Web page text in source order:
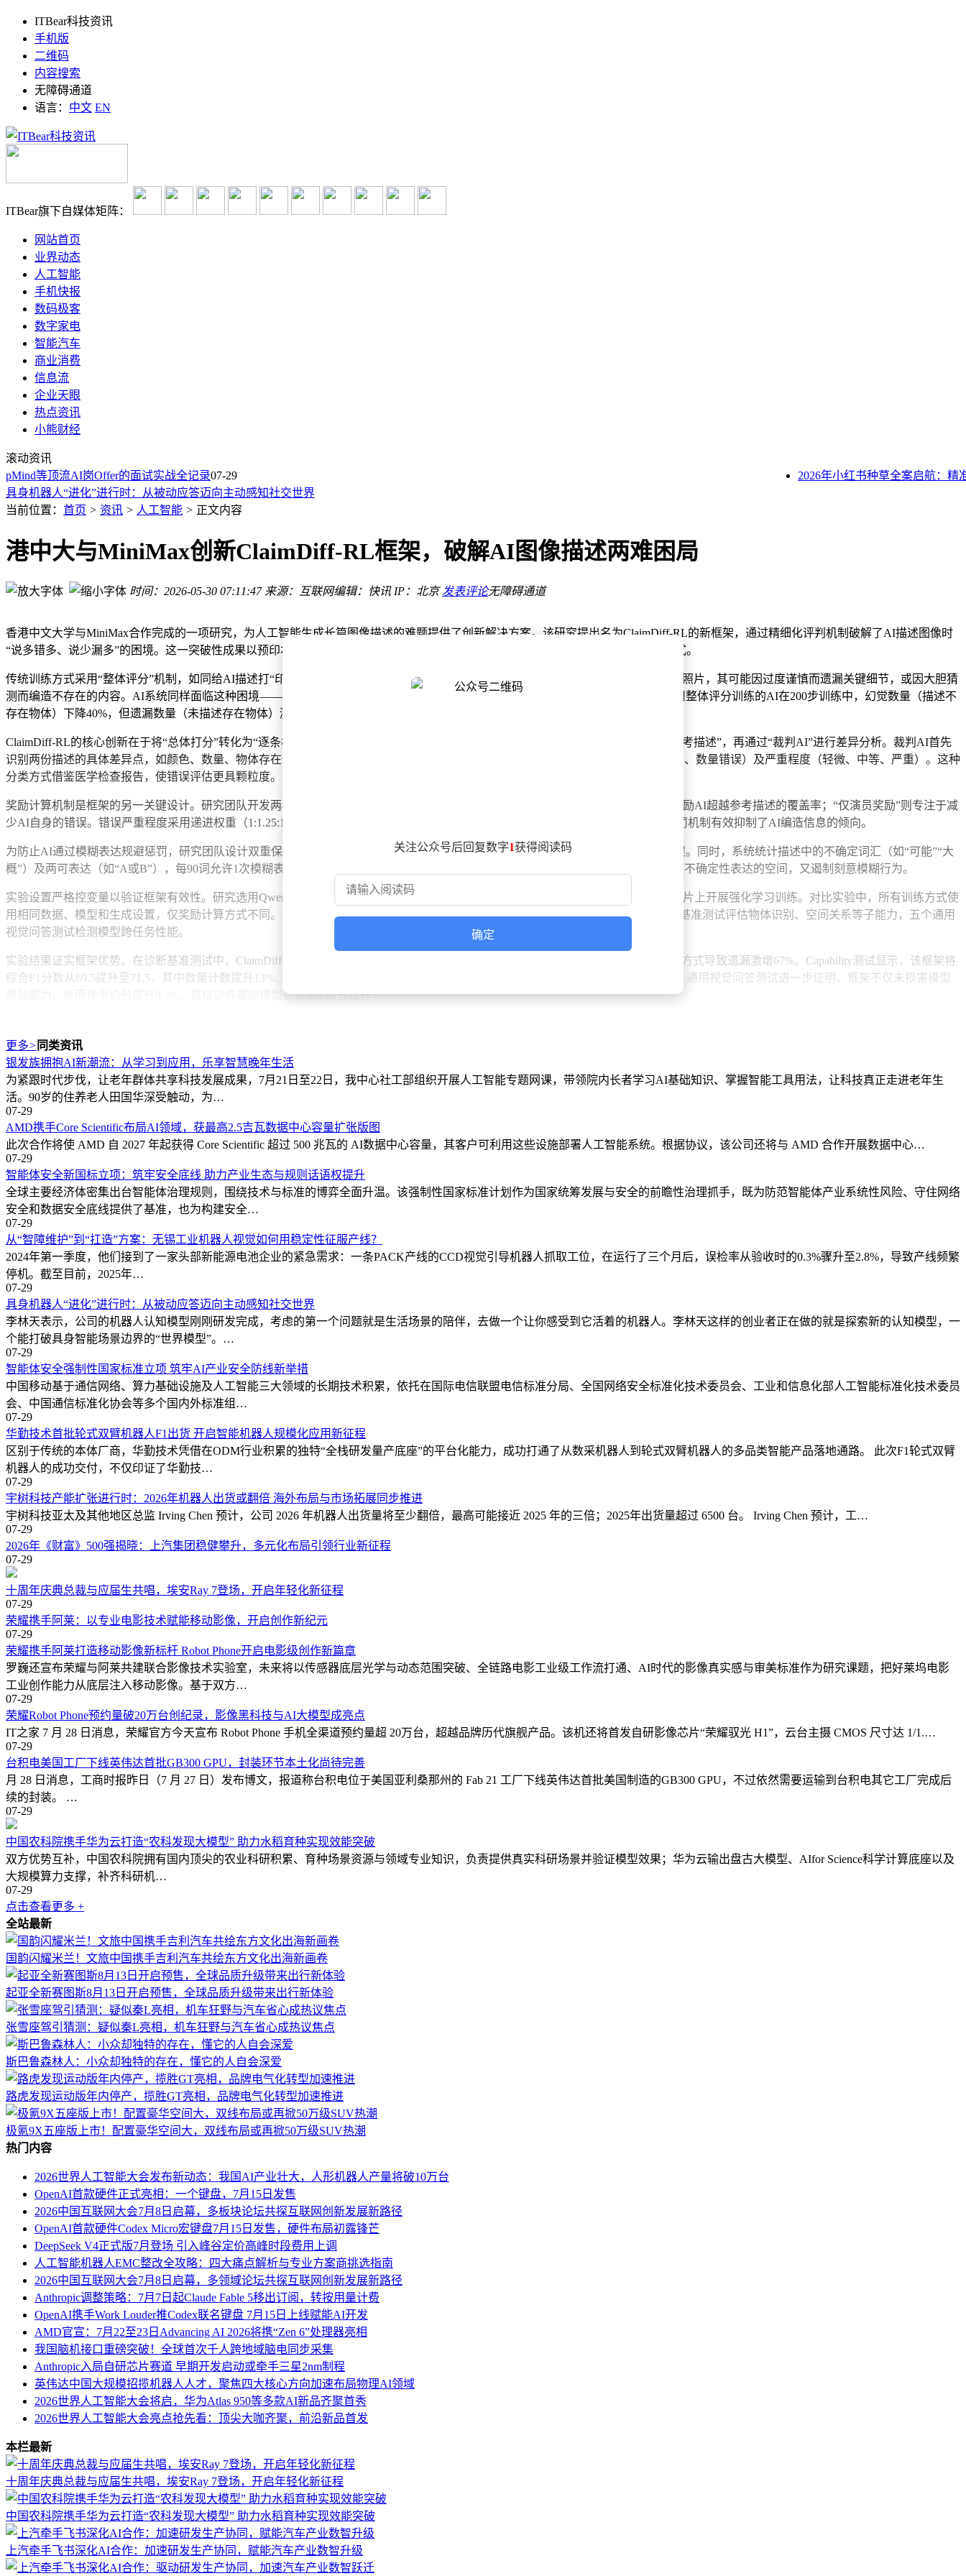
ITBear科技资讯
手机版
二维码
内容搜索
无障碍通道
语言： 中文 EN
ITBear旗下自媒体矩阵：
网站首页
业界动态
人工智能
手机快报
数码极客
数字家电
智能汽车
商业消费
信息流
企业天眼
热点资讯
小熊财经
滚动资讯
等顶流AI岗Offer的面试实战全记录07-29 2026年小红书种草全案启航：精准
荣耀携手阿莱打造移动影像新标杆 Robot Phone开启电影级创作新篇章
从“智障维护”到“扛造”方案：无锡工业机器人视觉如何用稳定性征服产线？
具身机器人“进化”进行时：从被动应答迈向主动感知社交世界
智能体安全强制性国家标准立项 筑牢AI产业安全防线新举措
华勤技术首批轮式双臂机器人F1出货 开启智能机器人规模化应用新征程
2026年《财富》500强揭晓：上汽集团稳健攀升，多元化布局引领行业新征程
十周年庆典总裁与应届生共唱，埃安Ray 7登场，开启年轻化新征程
荣耀携手阿莱：以专业电影技术赋能移动影像，开启创作新纪元
荣耀携手阿莱打造移动影像新标杆 Robot Phone开启电影级创作新篇章
当前位置： 首页 > 资讯 > 人工智能 > 正文内容
港中大与MiniMax创新ClaimDiff-RL框架，破解AI图像描述两难困局
时间：2026-05-30 07:11:47 来源：互联网编辑：快讯 IP：北京 发表评论无障碍通道
香港中文大学与MiniMax合作完成的一项研究，为人工智能生成长篇图像描述的难题提供了创新解决方案。该研究提出名为ClaimDiff-RL的新框架，通过精细化评判机制破解了AI描述图像时
“说多错多、说少漏多”的困境。这一突破性成果以预印本形式发布，论文编号为arXiv:2605.20278，为AI视觉语言领域带来新的研究范式。
传统训练方式采用“整体评分”机制，如同给AI描述打“印象分”，无法区分错误类型。研究团队通过日常场景类比指出：若要求助理描述照片，其可能因过度谨慎而遗漏关键细节，或因大胆猜
测而编造不存在的内容。AI系统同样面临这种困境——为避免错误，AI倾向于生成简短描述，导致重要信息缺失。实验数据显示，采用整体评分训练的AI在200步训练中，幻觉数量（描述不
存在物体）下降40%，但遗漏数量（未描述存在物体）激增67%，形成明显剪刀差。
ClaimDiff-RL的核心创新在于将“总体打分”转化为“逐条核查”。该框架引入三方核查机制：由被训练AI生成“演员描述”，强大AI生成“参考描述”，再通过“裁判AI”进行差异分析。裁判AI首先
识别两份描述的具体差异点，如颜色、数量、物体存在性等，然后对照原始图片验证每条差异的对错，最终标注错误类型（如颜色幻觉、数量错误）及严重程度（轻微、中等、严重）。这种
分类方式借鉴医学检查报告，使错误评估更具颗粒度。
奖励计算机制是框架的另一关键设计。研究团队开发两种奖励模式：“相对奖励”通过比较演员描述与参考描述的错误总量确定奖励，鼓励AI超越参考描述的覆盖率；“仅演员奖励”则专注于减
少AI自身的错误。错误严重程度采用递进权重（1:1.25:1.6），严重错误（如虚构物体）的惩罚力度是轻微错误的1.6倍。这种差异化惩罚机制有效抑制了AI编造信息的倾向。
为防止AI通过模糊表达规避惩罚，研究团队设计双重保障机制。裁判AI提示词明确规定：当图片内容清晰时，模糊表述本身即构成错误。同时，系统统计描述中的不确定词汇（如“可能”“大
概”）及两可表达（如“A或B”），每90词允许1次模糊表达，超额部分采用乘法式惩罚（每多1词奖励乘以0.905）。这种设计既保留合理不确定性表达的空间，又遏制刻意模糊行为。
实验设置严格控变量以验证框架有效性。研究选用Qwen3-VL-32B-Instruct作为基础模型，先用200万张图片进行监督微调，再在1万张图片上开展强化学习训练。对比实验中，所有训练方式使
用相同数据、模型和生成设置，仅奖励计算方式不同。评估体系包含三个维度：160张图片的诊断基准测试区分幻觉与遗漏，Capability基准测试评估物体识别、空间关系等子能力，五个通用
视觉问答测试检测模型跨任务性能。
实验结果证实框架优势。在诊断基准测试中，ClaimDiff-RL相对奖励方式使幻觉数量减少27%的同时，遗漏数量仅增加8%，而整体评分方式导致遗漏激增67%。Capability测试显示，该框架将
综合F1分数从69.5提升至71.5，其中数量计数提升13%、空间关系提升11%，部分维度表现超越参考描述生成模型Gemini-3-Pro-Preview。通用视觉问答测试进一步证明，框架不仅未损害模型
基础能力，反而使平均分提升9.3%，直接训练基础模型更实现0.62分提升。
的场景；均等权重（1:1:1）则使遗漏降至最低但幻觉增加18%，适合需要高覆盖率的场景。这种可调节性使框架能适应不同应用需求。
评判系统可靠性通过双重验证。人类专家审核显示，自动标注准确率达87%，满足统计需求；跨评判模型一致性检验表明，有参考描述时幻觉计数的斯皮尔曼相关系数达0.537，验证参考描
述作为“比较锚点”的有效性。研究特别强调，参考描述仅作为话题引导者，最终对错由原始图片裁定，即使参考描述存在错误，正确描述仍会被判定无误。
该研究通过精细化评判机制，使AI训练过程从“黑箱打分”转变为“可诊断优化”。研究者可清晰识别模型在颜色识别、数量计数等维度的具体问题，并通过调节权重参数定向改进。这种透明可
解释的训练方式，为AI视觉语言模型的发展提供了新的方法论参考。
关注公众号后回复数字1获得阅读码
确定
更多> 同类资讯
银发族拥抱AI新潮流：从学习到应用，乐享智慧晚年生活
为紧跟时代步伐，让老年群体共享科技发展成果，7月21日至22日，我中心社工部组织开展人工智能专题网课，带领院内长者学习AI基础知识、掌握智能工具用法，让科技真正走进老年生
活。90岁的住养老人田国华深受触动，为…
07-29
AMD携手Core Scientific布局AI领域，获最高2.5吉瓦数据中心容量扩张版图
此次合作将使 AMD 自 2027 年起获得 Core Scientific 超过 500 兆瓦的 AI数据中心容量，其客户可利用这些设施部署人工智能系统。根据协议，该公司还将与 AMD 合作开展数据中心…
07-29
智能体安全新国标立项：筑牢安全底线 助力产业生态与规则话语权提升
全球主要经济体密集出台智能体治理规则，围绕技术与标准的博弈全面升温。该强制性国家标准计划作为国家统筹发展与安全的前瞻性治理抓手，既为防范智能体产业系统性风险、守住网络
安全和数据安全底线提供了基准，也为构建安全…
07-29
从“智障维护”到“扛造”方案：无锡工业机器人视觉如何用稳定性征服产线？
2024年第一季度，他们接到了一家头部新能源电池企业的紧急需求：一条PACK产线的CCD视觉引导机器人抓取工位，在运行了三个月后，误检率从验收时的0.3%骤升至2.8%，导致产线频繁
停机。截至目前，2025年…
07-29
具身机器人“进化”进行时：从被动应答迈向主动感知社交世界
李林天表示，公司的机器人认知模型刚刚研发完成，考虑的第一个问题就是生活场景的陪伴，去做一个让你感受到它活着的机器人。李林天这样的创业者正在做的就是探索新的认知模型，一
个能打破具身智能场景边界的“世界模型”。…
07-29
智能体安全强制性国家标准立项 筑牢AI产业安全防线新举措
中国移动基于通信网络、算力基础设施及人工智能三大领域的长期技术积累，依托在国际电信联盟电信标准分局、全国网络安全标准化技术委员会、工业和信息化部人工智能标准化技术委员
会、中国通信标准化协会等多个国内外标准组…
07-29
华勤技术首批轮式双臂机器人F1出货 开启智能机器人规模化应用新征程
区别于传统的本体厂商，华勤技术凭借在ODM行业积累的独特“全栈研发量产底座”的平台化能力，成功打通了从数采机器人到轮式双臂机器人的多品类智能产品落地通路。 此次F1轮式双臂
机器人的成功交付，不仅印证了华勤技…
07-29
宇树科技产能扩张进行时：2026年机器人出货或翻倍 海外布局与市场拓展同步推进
宇树科技亚太及其他地区总监 Irving Chen 预计，公司 2026 年机器人出货量将至少翻倍，最高可能接近 2025 年的三倍；2025年出货量超过 6500 台。 Irving Chen 预计，工…
07-29
2026年《财富》500强揭晓：上汽集团稳健攀升，多元化布局引领行业新征程
07-29
十周年庆典总裁与应届生共唱，埃安Ray 7登场，开启年轻化新征程
07-29
荣耀携手阿莱：以专业电影技术赋能移动影像，开启创作新纪元
07-29
荣耀携手阿莱打造移动影像新标杆 Robot Phone开启电影级创作新篇章
罗巍还宣布荣耀与阿莱共建联合影像技术实验室，未来将以传感器底层光学与动态范围突破、全链路电影工业级工作流打通、AI时代的影像真实感与审美标准作为研究课题，把好莱坞电影
工业创作能力从底层注入移动影像。基于双方…
07-29
荣耀Robot Phone预约量破20万台创纪录，影像黑科技与AI大模型成亮点
IT之家 7 月 28 日消息，荣耀官方今天宣布 Robot Phone 手机全渠道预约量超 20万台，超越品牌历代旗舰产品。该机还将首发自研影像芯片“荣耀驭光 H1”，云台主摄 CMOS 尺寸达 1/1.…
07-29
台积电美国工厂下线英伟达首批GB300 GPU，封装环节本土化尚待完善
月 28 日消息，工商时报昨日（7 月 27 日）发布博文，报道称台积电位于美国亚利桑那州的 Fab 21 工厂下线英伟达首批美国制造的GB300 GPU，不过依然需要运输到台积电其它工厂完成后
续的封装。 …
07-29
中国农科院携手华为云打造“农科发现大模型” 助力水稻育种实现效能突破
双方优势互补，中国农科院拥有国内顶尖的农业科研积累、育种场景资源与领域专业知识，负责提供真实科研场景并验证模型效果；华为云输出盘古大模型、AIfor Science科学计算底座以及
大规模算力支撑，补齐科研机…
07-29
点击查看更多 +
全站最新
国韵闪耀米兰！文旅中国携手吉利汽车共绘东方文化出海新画卷
起亚全新赛图斯8月13日开启预售，全球品质升级带来出行新体验
张雪座驾引猜测：疑似秦L亮相，机车狂野与汽车省心成热议焦点
斯巴鲁森林人：小众却独特的存在，懂它的人自会深爱
路虎发现运动版年内停产，揽胜GT亮相，品牌电气化转型加速推进
极氪9X五座版上市！配置豪华空间大，双线布局或再掀50万级SUV热潮
热门内容
2026世界人工智能大会发布新动态：我国AI产业壮大，人形机器人产量将破10万台
OpenAI首款硬件正式亮相：一个键盘，7月15日发售
2026中国互联网大会7月8日启幕，多板块论坛共探互联网创新发展新路径
OpenAI首款硬件Codex Micro宏键盘7月15日发售，硬件布局初露锋芒
DeepSeek V4正式版7月登场 引入峰谷定价高峰时段费用上调
人工智能机器人EMC整改全攻略：四大痛点解析与专业方案商挑选指南
2026中国互联网大会7月8日启幕，多领域论坛共探互联网创新发展新路径
Anthropic调整策略：7月7日起Claude Fable 5移出订阅，转按用量计费
OpenAI携手Work Louder推Codex联名键盘 7月15日上线赋能AI开发
AMD官宣：7月22至23日Advancing AI 2026将携“Zen 6”处理器亮相
我国脑机接口重磅突破！全球首次千人跨地域脑电同步采集
Anthropic入局自研芯片赛道 早期开发启动或牵手三星2nm制程
英伟达中国大规模招揽机器人人才，聚焦四大核心方向加速布局物理AI领域
2026世界人工智能大会将启，华为Atlas 950等多款AI新品齐聚首秀
2026世界人工智能大会亮点抢先看：顶尖大咖齐聚，前沿新品首发
本栏最新
十周年庆典总裁与应届生共唱，埃安Ray 7登场，开启年轻化新征程
中国农科院携手华为云打造“农科发现大模型” 助力水稻育种实现效能突破
上汽牵手飞书深化AI合作：加速研发生产协同，赋能汽车产业数智升级